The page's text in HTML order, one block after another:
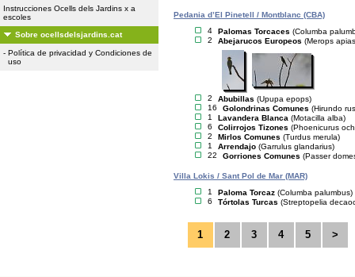
Instrucciones Ocells dels Jardins x a
escoles
Sobre ocellsdelsjardins.cat
- Política de privacidad y Condiciones de
uso
Pedania d’El Pinetell / Montblanc (CBA)
4
Palomas Torcaces (Columba
2
Abejarucos Europeos (Merops
2 Abubillas (Upupa epops)
16
Golondrinas Comunes (Hirundo
1
Lavandera Blanca (Motacilla alba)
6
Colirrojos Tizones (Phoenicurus
2
Mirlos Comunes (Turdus merula)
1
Arrendajo (Garrulus glandarius)
22
Gorriones Comunes (Passer
Villa Lokis / Sant Pol de Mar (MAR)
1
Paloma Torcaz (Columba palumbus)
6
Tórtolas Turcas (Streptopelia
1 2 3 4 5 >